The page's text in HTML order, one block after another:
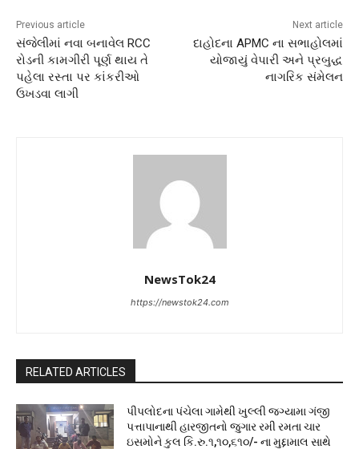
Previous article
સંજેલીમાં નવા બનાવેલ RCC
રોડની કામગીરી પૂર્ણ થાય તે
પહેલા રસ્તા પર કાંકરીઓ
ઉખડવા લાગી
Next article
દાહોદના APMC ના સભાહોલમાં
યોજાયું વેપારી અને પ્રબુદ્ધ
નાગરિક સંમેલન
NewsTok24
https://newstok24.com
RELATED ARTICLES
પીપલોદના પંચેલા ગામેથી ખુલ્લી જગ્યામા ગંજી
પત્તાપાનાથી હારજીતનો જુગાર રમી રમતા ચાર
ઇસમોને કુલ કિ.રુ.૧,૧૦,૬૧૦/- ના મુદ્દામાલ સાથે